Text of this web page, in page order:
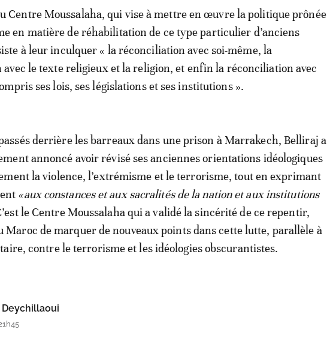
Centre Moussalaha, qui vise à mettre en œuvre la politique prônée
en matière de réhabilitation de ce type particulier d’anciens
à leur inculquer « la réconciliation avec soi-même, la
le texte religieux et la religion, et enfin la réconciliation avec
ses lois, ses législations et ses institutions ».
derrière les barreaux dans une prison à Marrakech, Belliraj a
annoncé avoir révisé ses anciennes orientations idéologiques
la violence, l’extrémisme et le terrorisme, tout en exprimant
«aux constances et aux sacralités de la nation et aux institutions
le Centre Moussalaha qui a validé la sincérité de ce repentir,
Maroc de marquer de nouveaux points dans cette lutte, parallèle à
contre le terrorisme et les idéologies obscurantistes.